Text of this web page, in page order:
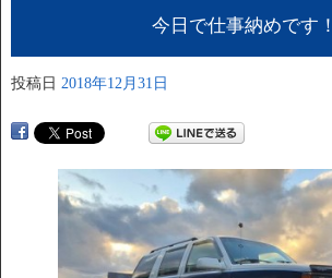
今日で仕事納めです！
投稿日 2018年12月31日